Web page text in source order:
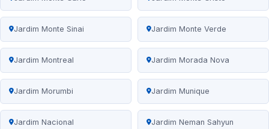
Jardim Monte Sinai Jardim Monte Verde
Jardim Montreal Jardim Morada Nova
Jardim Morumbi Jardim Munique
Jardim Nacional Jardim Neman Sahyun